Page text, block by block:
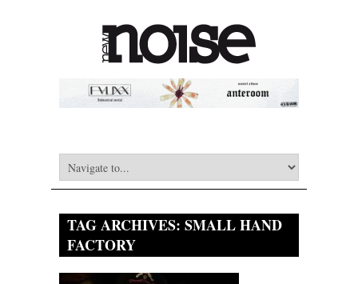
TAG ARCHIVES: SMALL HAND
FACTORY